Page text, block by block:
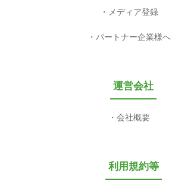
メディア登録
パートナー企業様へ
運営会社
会社概要
利用規約等